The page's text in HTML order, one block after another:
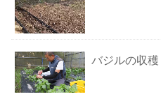
バジルの収穫